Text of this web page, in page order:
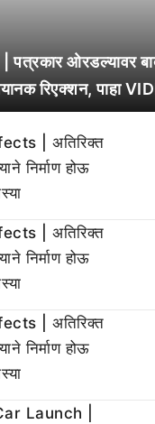
ओरडल्यावर
रिएक्शन, पाहा
| अतिरिक्त
निर्माण होऊ
| अतिरिक्त
निर्माण होऊ
| अतिरिक्त
निर्माण होऊ
Launch |